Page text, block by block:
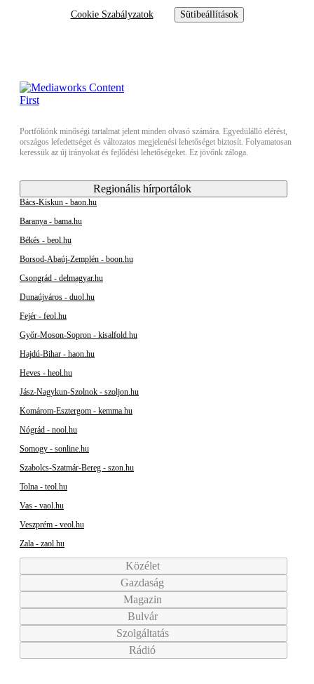
Cookie Szabályzatok Sütibeállítások
Portfóliónk minőségi tartalmat jelent minden olvasó számára. Egyedülálló elérést,
országos lefedettséget és változatos megjelenési lehetőséget biztosít. Folyamatosan
keressük az új irányokat és fejlődési lehetőségeket. Ez jövőnk záloga.
Regionális hírportálok
Bács-Kiskun - baon.hu
Baranya - bama.hu
Békés - beol.hu
Borsod-Abaúj-Zemplén - boon.hu
Csongrád - delmagyar.hu
Dunaújváros - duol.hu
Fejér - feol.hu
Győr-Moson-Sopron - kisalfold.hu
Hajdú-Bihar - haon.hu
Heves - heol.hu
Jász-Nagykun-Szolnok - szoljon.hu
Komárom-Esztergom - kemma.hu
Nógrád - nool.hu
Somogy - sonline.hu
Szabolcs-Szatmár-Bereg - szon.hu
Tolna - teol.hu
Vas - vaol.hu
Veszprém - veol.hu
Zala - zaol.hu
Közélet
Gazdaság
Magazin
Bulvár
Szolgáltatás
Rádió